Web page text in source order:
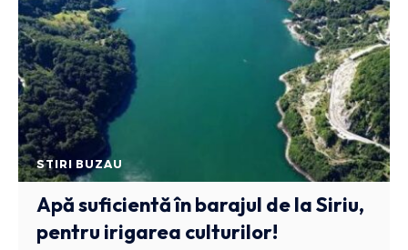
STIRI BUZAU
Apă suficientă în barajul de la Siriu,
pentru irigarea culturilor!